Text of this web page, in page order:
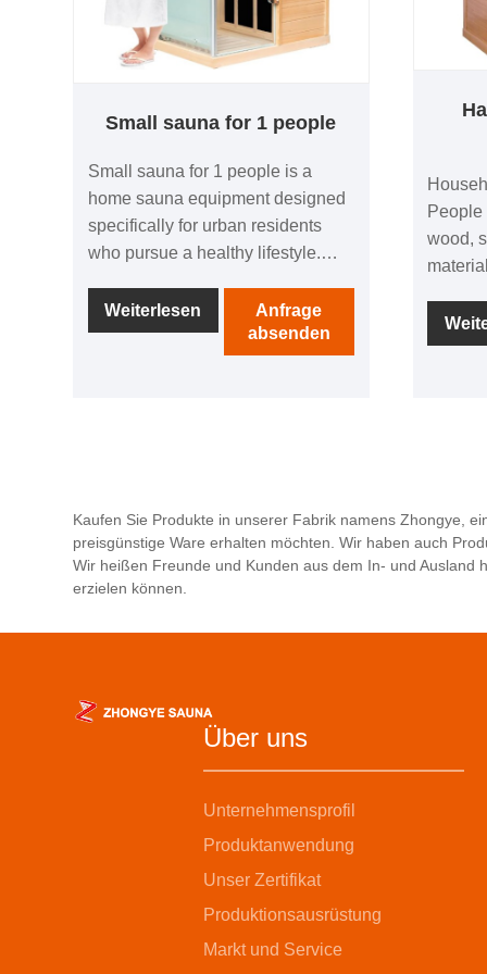
Small sauna for 1 people
Small sauna for 1 people is a
home sauna equipment designed
specifically for urban residents
who pursue a healthy lifestyle.
features a compact and exquisite
design, making it perfect for
families or small apartment
Weiterlesen
Anfrage
absenden
People
wood,
sweat
be
quickly
While
nature
Kaufen Sie Produkte in unserer Fabrik namens Zhongye,
preisgünstige Ware erhalten möchten. Wir haben auch
Wir heißen Freunde und Kunden aus dem In- und Ausland
erzielen können.
Über uns
Unternehmensprofil
Produktanwendung
Unser Zertifikat
Produktionsausrüstung
Markt und Service